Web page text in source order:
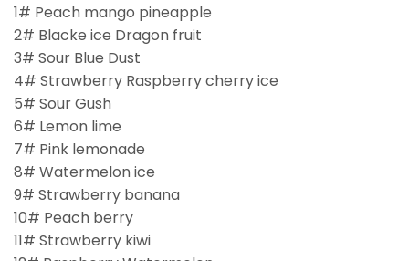
1# Peach mango pineapple
2# Blacke ice Dragon fruit
3# Sour Blue Dust
4# Strawberry Raspberry cherry ice
5# Sour Gush
6# Lemon lime
7# Pink lemonade
8# Watermelon ice
9# Strawberry banana
10# Peach berry
11# Strawberry kiwi